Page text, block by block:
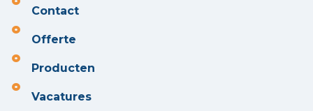
Contact
Offerte
Producten
Vacatures